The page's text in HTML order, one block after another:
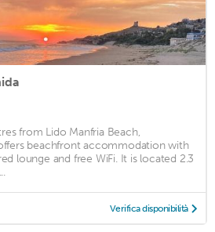
from Lido Manfria Beach,
beachfront accommodation with
lounge and free WiFi. It is located 2.3
Verifica disponibilità